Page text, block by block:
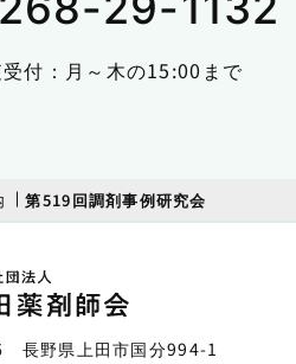
付：月～木の15:00まで
第519回調剤事例研究会
長野県上田市国分994-1